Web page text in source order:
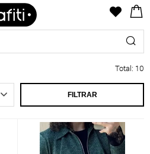
Total: 10
FILTRAR